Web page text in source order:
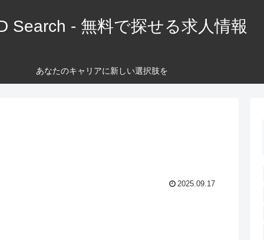
Search - 無料で探せる求人情報
あなたのキャリアに新しい選択肢を
2025.09.17